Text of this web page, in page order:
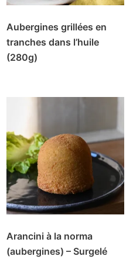
Aubergines grillées en
tranches dans l’huile
(280g)
Arancini à la norma
(aubergines) – Surgelé